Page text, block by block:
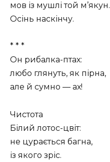
мов із мушлі той м’якун.
Осінь наскінчу.
* * *
Он рибалка-птах:
любо глянуть, як пірна,
але й сумно — ах!
Чистота
Білий лотос-цвіт:
не цурається багна,
із якого зріс.